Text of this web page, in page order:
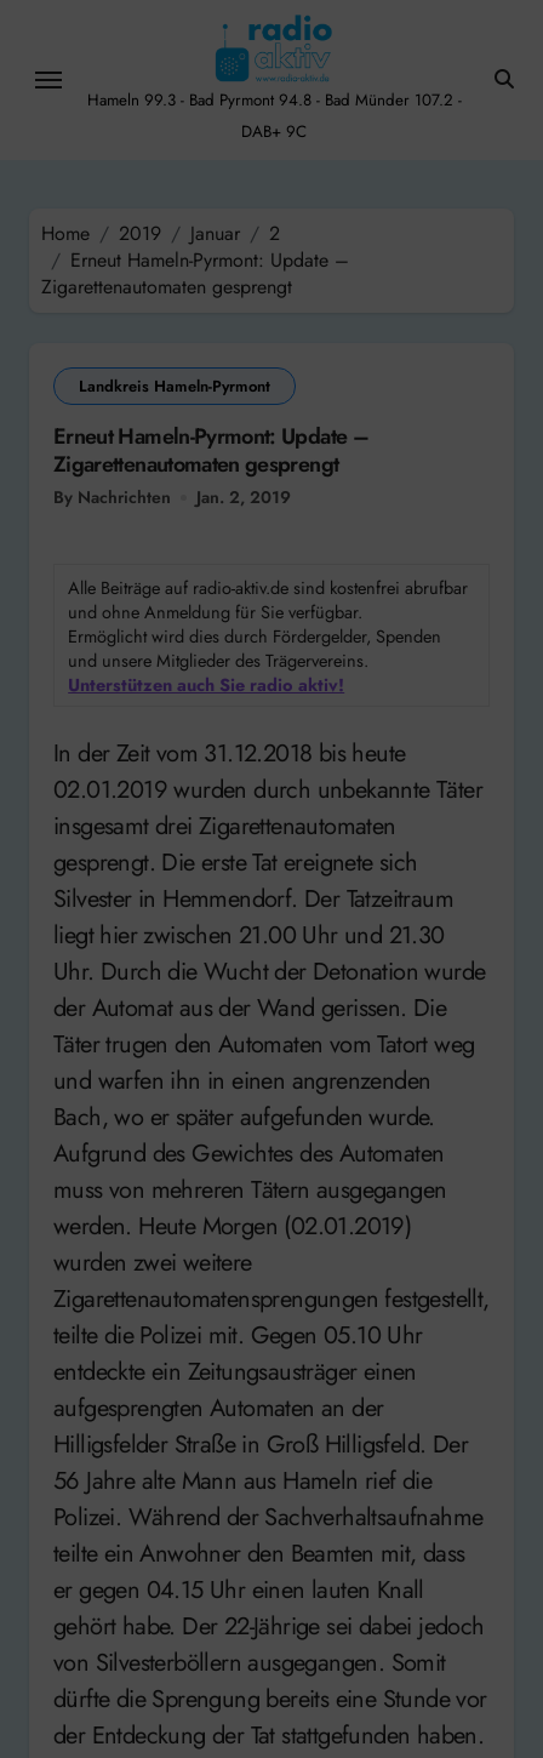
content
Hameln 99.3 - Bad Pyrmont 94.8 - Bad Münder 107.2 -
DAB+ 9C
Home 2019 Januar
2
Erneut Hameln-Pyrmont: Update –
Zigarettenautomaten gesprengt
Landkreis Hameln-Pyrmont
Erneut Hameln-Pyrmont: Update –
Zigarettenautomaten gesprengt
By Nachrichten Jan. 2, 2019
Alle Beiträge auf radio-aktiv.de sind kostenfrei abrufbar
und ohne Anmeldung für Sie verfügbar.
Ermöglicht wird dies durch Fördergelder, Spenden
und unsere Mitglieder des Trägervereins.
Unterstützen auch Sie radio aktiv!
In der Zeit vom 31.12.2018 bis heute
02.01.2019 wurden durch unbekannte Täter
insgesamt drei Zigarettenautomaten
gesprengt. Die erste Tat ereignete sich
Silvester in Hemmendorf. Der Tatzeitraum
liegt hier zwischen 21.00 Uhr und 21.30
Uhr. Durch die Wucht der Detonation wurde
der Automat aus der Wand gerissen. Die
Täter trugen den Automaten vom Tatort weg
und warfen ihn in einen angrenzenden
Bach, wo er später aufgefunden wurde.
Aufgrund des Gewichtes des Automaten
muss von mehreren Tätern ausgegangen
werden. Heute Morgen (02.01.2019)
wurden zwei weitere
Zigarettenautomatensprengungen festgestellt,
teilte die Polizei mit. Gegen 05.10 Uhr
entdeckte ein Zeitungsausträger einen
aufgesprengten Automaten an der
Hilligsfelder Straße in Groß Hilligsfeld. Der
56 Jahre alte Mann aus Hameln rief die
Polizei. Während der Sachverhaltsaufnahme
teilte ein Anwohner den Beamten mit, dass
er gegen 04.15 Uhr einen lauten Knall
gehört habe. Der 22-Jährige sei dabei jedoch
von Silvesterböllern ausgegangen. Somit
dürfte die Sprengung bereits eine Stunde vor
der Entdeckung der Tat stattgefunden haben.